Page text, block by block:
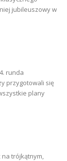
jubileuszowy w
runda
przygotowali się
plany
na trójkątnym,